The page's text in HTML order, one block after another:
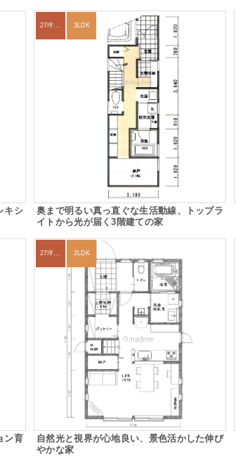
キシ
27坪〜30坪 3LDK
奥まで明るい真っ直ぐな生活動線、トップラ
イトから光が届く3階建ての家
ン育
27坪〜30坪 2LDK
自然光と視界が心地良い、景色活かした伸び
やかな家